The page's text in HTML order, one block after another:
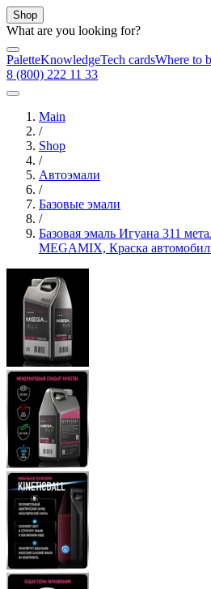
Shop
What are you looking for?
PaletteKnowledgeTech cardsWhere to
8 (800) 222 11 33
Main
/
Shop
/
Автоэмали
/
Базовые эмали
/
Базовая эмаль Игуана 311
MEGAMIX, Краска